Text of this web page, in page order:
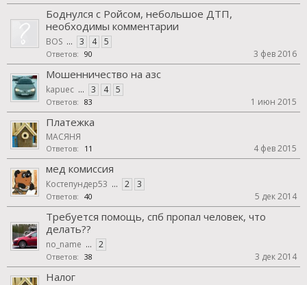
Боднулся с Ройсом, небольшое ДТП,
необходимы комментарии
BOS ... 3 4 5
Ответов: 90 3 фев 2016
Мошенничество на азс
kapuec ... 3 4 5
Ответов: 83 1 июн 2015
Платежка
МАСЯНЯ
Ответов: 11 4 фев 2015
мед комиссия
Костепундер53 ... 2 3
Ответов: 40 5 дек 2014
Требуется помощь, спб пропал человек, что
делать??
no_name ... 2
Ответов: 38 3 дек 2014
Налог